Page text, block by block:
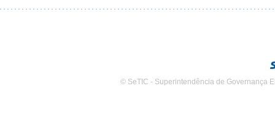
© SeTIC - Superintendência de Governança